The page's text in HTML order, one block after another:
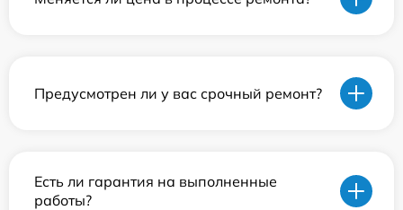
Предусмотрен ли у вас срочный ремонт?
Есть ли гарантия на выполненные
работы?